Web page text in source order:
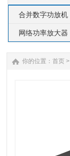
合并数字功放机
网络功率放大器
你的位置： 首页 >